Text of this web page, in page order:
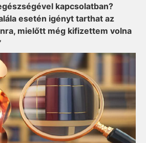
kapcsolatban?
esetén igényt tarthat az
mielőtt még kifizettem volna